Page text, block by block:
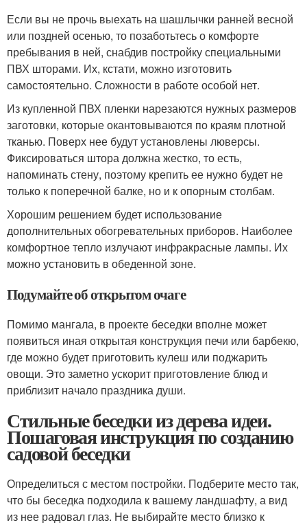
Если вы не прочь выехать на шашлычки ранней весной
или поздней осенью, то позаботьтесь о комфорте
пребывания в ней, снабдив постройку специальными
ПВХ шторами. Их, кстати, можно изготовить
самостоятельно. Сложности в работе особой нет.
Из купленной ПВХ пленки нарезаются нужных размеров
заготовки, которые окантовываются по краям плотной
тканью. Поверх нее будут установлены люверсы.
Фиксироваться штора должна жестко, то есть,
напоминать стену, поэтому крепить ее нужно будет не
только к поперечной балке, но и к опорным столбам.
Хорошим решением будет использование
дополнительных обогревательных приборов. Наиболее
комфортное тепло излучают инфракрасные лампы. Их
можно установить в обеденной зоне.
Подумайте об открытом очаге
Помимо мангала, в проекте беседки вполне может
появиться иная открытая конструкция печи или барбекю,
где можно будет приготовить кулеш или поджарить
овощи. Это заметно ускорит приготовление блюд и
приблизит начало праздника души.
Стильные беседки из дерева идеи.
Пошаговая инструкция по созданию
садовой беседки
Определиться с местом постройки. Подберите место так,
что бы беседка подходила к вашему ландшафту, а вид
из нее радовал глаз. Не выбирайте место близко к